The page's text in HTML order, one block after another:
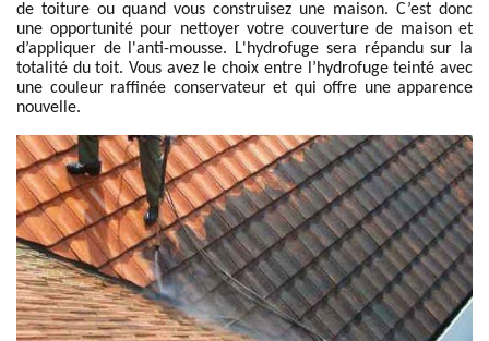
de toiture ou quand vous construisez une maison. C’est donc
une opportunité pour nettoyer votre couverture de maison et
d’appliquer de l'anti-mousse. L'hydrofuge sera répandu sur la
totalité du toit. Vous avez le choix entre l’hydrofuge teinté avec
une couleur raffinée conservateur et qui offre une apparence
nouvelle.